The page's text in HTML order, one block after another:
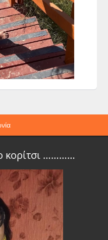
κορίτσι …………